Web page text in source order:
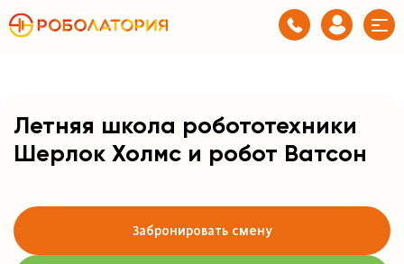
Летняя школа робототехники
Шерлок Холмс и робот Ватсон
Забронировать смену